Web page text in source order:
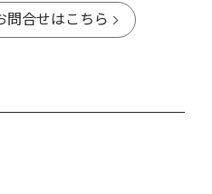
問合せはこちら